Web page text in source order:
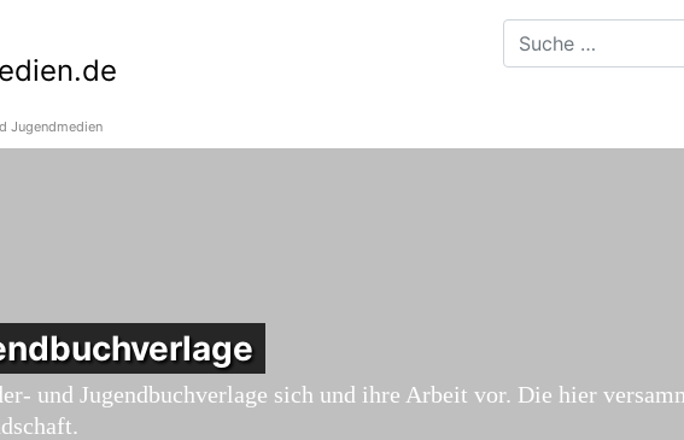
Jugendmedien
und Jugendbuchverlage sich und ihre Arbeit vor. Die hier